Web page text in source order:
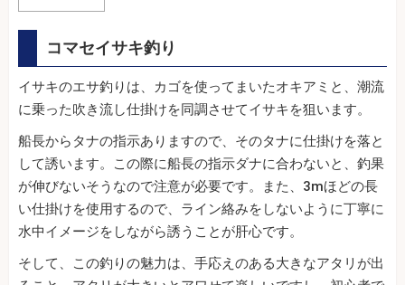
コマセイサキ釣り
イサキのエサ釣りは、カゴを使ってまいたオキアミと、潮流
に乗った吹き流し仕掛けを同調させてイサキを狙います。
船長からタナの指示ありますので、そのタナに仕掛けを落と
して誘います。この際に船長の指示ダナに合わないと、釣果
が伸びないそうなので注意が必要です。また、3mほどの長
い仕掛けを使用するので、ライン絡みをしないように丁寧に
水中イメージをしながら誘うことが肝心です。
そして、この釣りの魅力は、手応えのある大きなアタリが出